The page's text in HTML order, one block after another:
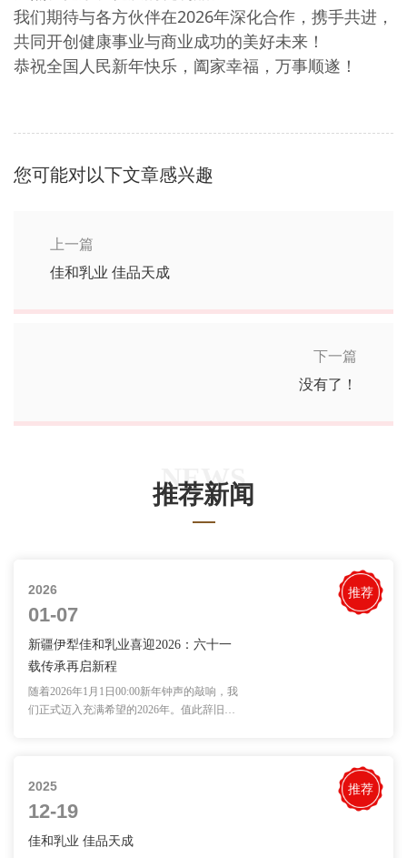
我们期待与各方伙伴在2026年深化合作，携手共进，
共同开创健康事业与商业成功的美好未来！
恭祝全国人民新年快乐，阖家幸福，万事顺遂！
您可能对以下文章感兴趣
上一篇
佳和乳业 佳品天成
下一篇
没有了！
NEWS
推荐新闻
推荐
2026
01-07
新疆伊犁佳和乳业喜迎2026：六十一
载传承再启新程
随着2026年1月1日00:00新年钟声的敲响，我
们正式迈入充满希望的2026年。值此辞旧迎
推荐
2025
12-19
佳和乳业 佳品天成